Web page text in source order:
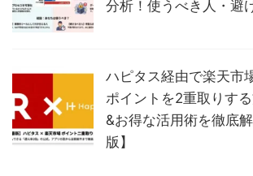
分析！使うべき人・避
ハピタス経由で楽天市
ポイントを2重取りす
&お得な活用術を徹底
版】